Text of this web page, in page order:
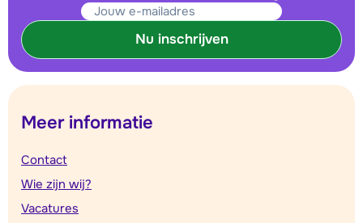
Nu inschrijven
Meer informatie
Contact
Wie zijn wij?
Vacatures